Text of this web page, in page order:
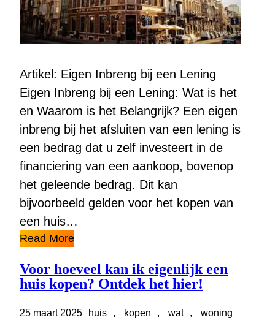
Artikel: Eigen Inbreng bij een Lening
Eigen Inbreng bij een Lening: Wat is het
en Waarom is het Belangrijk? Een eigen
inbreng bij het afsluiten van een lening is
een bedrag dat u zelf investeert in de
financiering van een aankoop, bovenop
het geleende bedrag. Dit kan
bijvoorbeeld gelden voor het kopen van
een huis…
Read More
Voor hoeveel kan ik eigenlijk een
huis kopen? Ontdek het hier!
25 maart 2025 huis , kopen , wat , woning